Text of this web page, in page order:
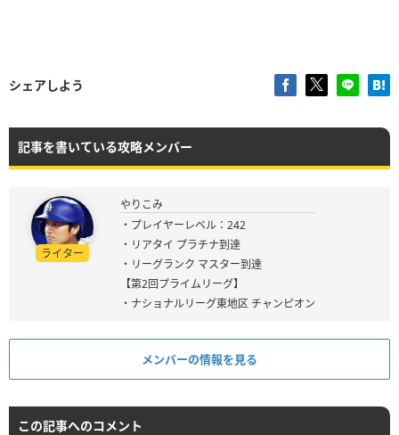
シェアしよう
記事を書いている攻略メンバー
ライター
やりこみ
・プレイヤーレベル：242
・リアタイ プラチナ到達
・リーグランク マスター到達
【第2回プライムリーグ】
・ナショナルリーグ東地区 チャンピオン
メンバーの情報を見る
この記事へのコメント